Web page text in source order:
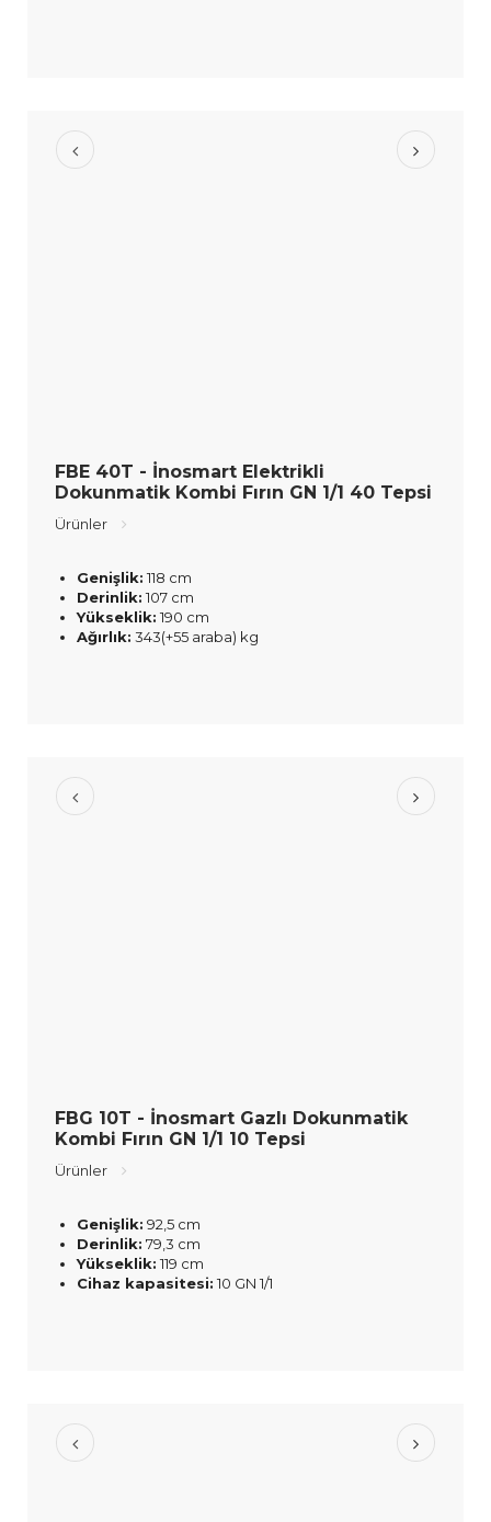
FBE 40T - İnosmart Elektrikli
Dokunmatik Kombi Fırın GN 1/1 40 Tepsi
Ürünler
Genişlik: 118 cm
Derinlik: 107 cm
Yükseklik: 190 cm
Ağırlık: 343(+55 araba) kg
FBG 10T - İnosmart Gazlı Dokunmatik
Kombi Fırın GN 1/1 10 Tepsi
Ürünler
Genişlik: 92,5 cm
Derinlik: 79,3 cm
Yükseklik: 119 cm
Cihaz kapasitesi: 10 GN 1/1